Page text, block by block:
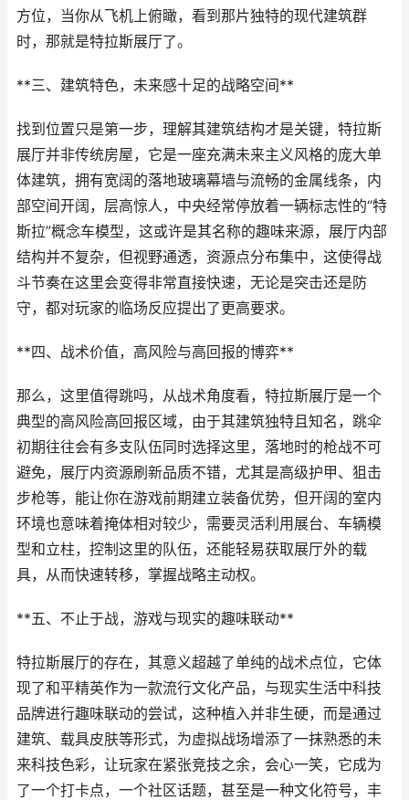
方位，当你从飞机上俯瞰，看到那片独特的现代建筑群
时，那就是特拉斯展厅了。
**三、建筑特色，未来感十足的战略空间**
找到位置只是第一步，理解其建筑结构才是关键，特拉斯
展厅并非传统房屋，它是一座充满未来主义风格的庞大单
体建筑，拥有宽阔的落地玻璃幕墙与流畅的金属线条，内
部空间开阔，层高惊人，中央经常停放着一辆标志性的“特
斯拉”概念车模型，这或许是其名称的趣味来源，展厅内部
结构并不复杂，但视野通透，资源点分布集中，这使得战
斗节奏在这里会变得非常直接快速，无论是突击还是防
守，都对玩家的临场反应提出了更高要求。
**四、战术价值，高风险与高回报的博弈**
那么，这里值得跳吗，从战术角度看，特拉斯展厅是一个
典型的高风险高回报区域，由于其建筑独特且知名，跳伞
初期往往会有多支队伍同时选择这里，落地时的枪战不可
避免，展厅内资源刷新品质不错，尤其是高级护甲、狙击
步枪等，能让你在游戏前期建立装备优势，但开阔的室内
环境也意味着掩体相对较少，需要灵活利用展台、车辆模
型和立柱，控制这里的队伍，还能轻易获取展厅外的载
具，从而快速转移，掌握战略主动权。
**五、不止于战，游戏与现实的趣味联动**
特拉斯展厅的存在，其意义超越了单纯的战术点位，它体
现了和平精英作为一款流行文化产品，与现实生活中科技
品牌进行趣味联动的尝试，这种植入并非生硬，而是通过
建筑、载具皮肤等形式，为虚拟战场增添了一抹熟悉的未
来科技色彩，让玩家在紧张竞技之余，会心一笑，它成为
了一个打卡点，一个社区话题，甚至是一种文化符号，丰